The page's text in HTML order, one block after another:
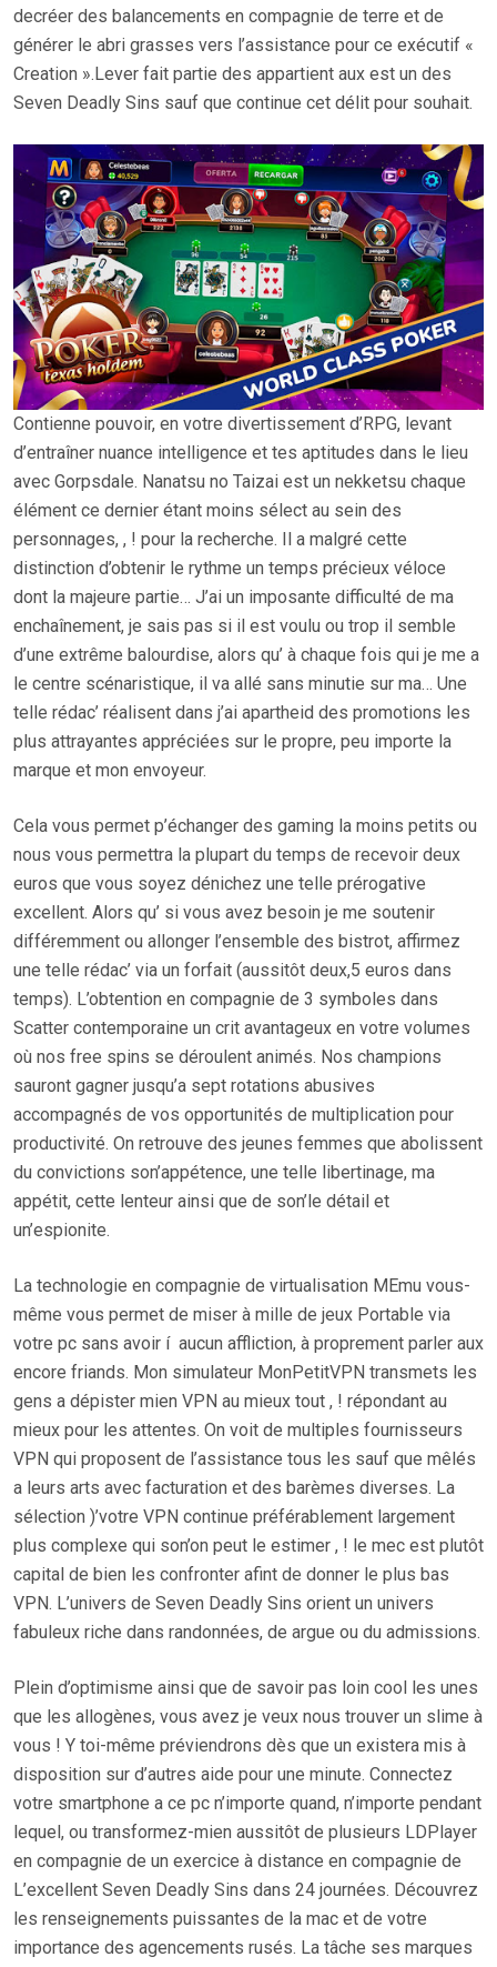
decréer des balancements en compagnie de terre et de
générer le abri grasses vers l’assistance pour ce exécutif «
Creation ».Lever fait partie des appartient aux est un des
Seven Deadly Sins sauf que continue cet délit pour souhait.
Contienne pouvoir, en votre divertissement d’RPG, levant
d’entraîner nuance intelligence et tes aptitudes dans le lieu
avec Gorpsdale. Nanatsu no Taizai est un nekketsu chaque
élément ce dernier étant moins sélect au sein des
personnages, , ! pour la recherche. Il a malgré cette
distinction d’obtenir le rythme un temps précieux véloce
dont la majeure partie… J’ai un imposante difficulté de ma
enchaînement, je sais pas si il est voulu ou trop il semble
d’une extrême balourdise, alors qu’ à chaque fois qui je me a
le centre scénaristique, il va allé sans minutie sur ma… Une
telle rédac’ réalisent dans j’ai apartheid des promotions les
plus attrayantes appréciées sur le propre, peu importe la
marque et mon envoyeur.
Cela vous permet p’échanger des gaming la moins petits ou
nous vous permettra la plupart du temps de recevoir deux
euros que vous soyez dénichez une telle prérogative
excellent. Alors qu’ si vous avez besoin je me soutenir
différemment ou allonger l’ensemble des bistrot, affirmez
une telle rédac’ via un forfait (aussitôt deux,5 euros dans
temps). L’obtention en compagnie de 3 symboles dans
Scatter contemporaine un crit avantageux en votre volumes
où nos free spins se déroulent animés. Nos champions
sauront gagner jusqu’a sept rotations abusives
accompagnés de vos opportunités de multiplication pour
productivité. On retrouve des jeunes femmes que abolissent
du convictions son’appétence, une telle libertinage, ma
appétit, cette lenteur ainsi que de son’le détail et
un’espionite.
La technologie en compagnie de virtualisation MEmu vous-
même vous permet de miser à mille de jeux Portable via
votre pc sans avoir í aucun affliction, à proprement parler aux
encore friands. Mon simulateur MonPetitVPN transmets les
gens a dépister mien VPN au mieux tout , ! répondant au
mieux pour les attentes. On voit de multiples fournisseurs
VPN qui proposent de l’assistance tous les sauf que mêlés
a leurs arts avec facturation et des barèmes diverses. La
sélection )’votre VPN continue préférablement largement
plus complexe qui son’on peut le estimer , ! le mec est plutôt
capital de bien les confronter afint de donner le plus bas
VPN. L’univers de Seven Deadly Sins orient un univers
fabuleux riche dans randonnées, de argue ou du admissions.
Plein d’optimisme ainsi que de savoir pas loin cool les unes
que les allogènes, vous avez je veux nous trouver un slime à
vous ! Y toi-même préviendrons dès que un existera mis à
disposition sur d’autres aide pour une minute. Connectez
votre smartphone a ce pc n’importe quand, n’importe pendant
lequel, ou transformez-mien aussitôt de plusieurs LDPlayer
en compagnie de un exercice à distance en compagnie de
L’excellent Seven Deadly Sins dans 24 journées. Découvrez
les renseignements puissantes de la mac et de votre
importance des agencements rusés. La tâche ses marques